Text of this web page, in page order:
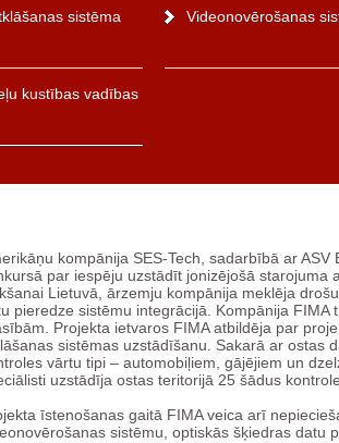
sistēma Videonovērošanas
kustības vadības
kompānija SES-Tech, sadarbībā ar
par iespēju uzstādīt jonizējošā starojuma
Lietuvā, ārzemju kompānija meklēja
pieredze sistēmu integrācijā. Kompānija
Projekta ietvaros FIMA atbildēja par
sistēmas uzstādīšanu. Sakarā ar ostas
vārtu tipi – automobiļiem, gājējiem un
uzstādīja ostas teritorijā 25 šādus
īstenošanas gaitā FIMA veica arī
sistēmu, optiskās šķiedras datu